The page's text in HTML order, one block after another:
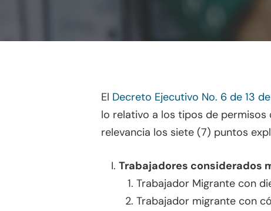
Presione enter para buscar o ESC para
El Decreto Ejecutivo No. 6 de 13
lo relativo a los tipos de
relevancia los siete (7) puntos
Trabajadores considerados
Trabajador Migrante con
Trabajador migrante con